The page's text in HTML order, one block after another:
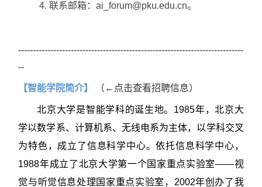
4. 联系邮箱：ai_forum@pku.edu.cn。
-----------------------------------------------------------------------------
--
【智能学院简介】 （←点击查看招聘信息）
北京大学是智能学科的诞生地。1985年，北京大
学以数学系、计算机系、无线电系为主体，以学科交叉
为特色，成立了信息科学中心。依托信息科学中心，
1988年成立了北京大学第一个国家重点实验室——视
觉与听觉信息处理国家重点实验室，2002年创办了我